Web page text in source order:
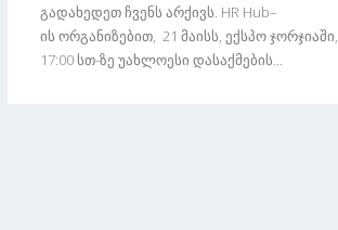
Გადახედეთ Ჩვენს Არქივს. HR Hub–
Ის Ორგანიზებით, 21 Მაისს, Ექსპო Ჯორჯიაში,
17:00 Სთ-Ზე Უახლოესი Დასაქმების...